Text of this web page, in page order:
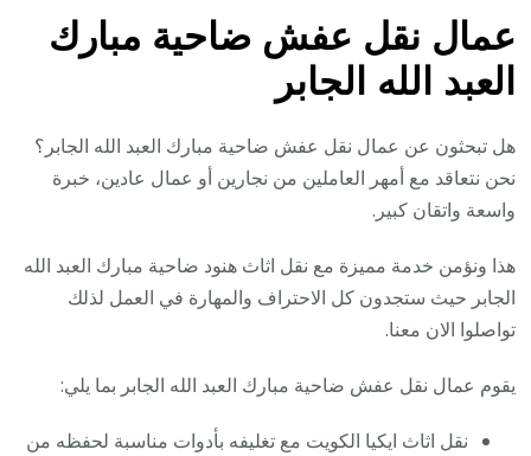
عمال نقل عفش ضاحية مبارك
العبد الله الجابر
هل تبحثون عن عمال نقل عفش ضاحية مبارك العبد الله الجابر؟
نحن نتعاقد مع أمهر العاملين من نجارين أو عمال عادين، خبرة
واسعة واتقان كبير.
هذا ونؤمن خدمة مميزة مع نقل اثاث هنود ضاحية مبارك العبد الله
الجابر حيث ستجدون كل الاحتراف والمهارة في العمل لذلك
تواصلوا الان معنا.
يقوم عمال نقل عفش ضاحية مبارك العبد الله الجابر بما يلي:
نقل اثاث ايكيا الكويت مع تغليفه بأدوات مناسبة لحفظه من